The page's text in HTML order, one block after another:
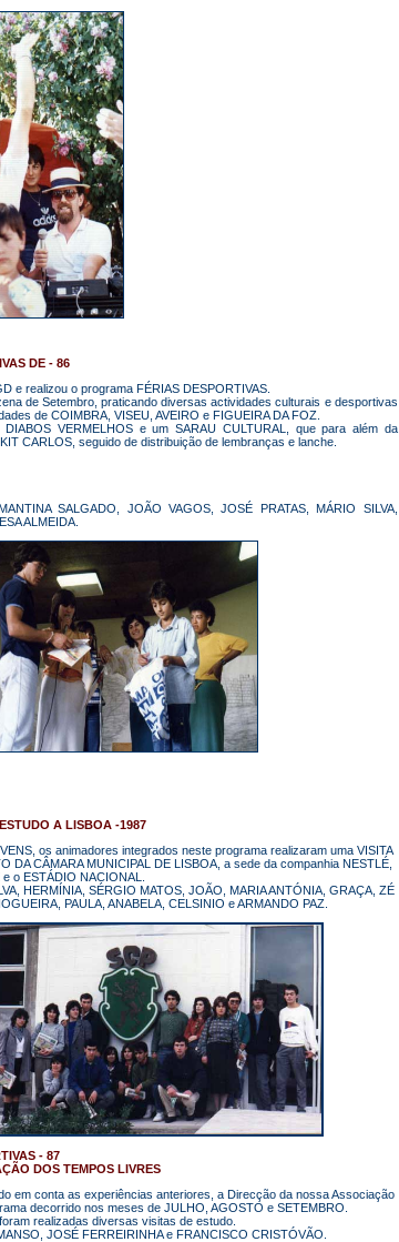
DE - 86
e realizou o programa FÉRIAS DESPORTIVAS.
de Setembro, praticando diversas actividades culturais e desportivas
de COIMBRA, VISEU, AVEIRO e FIGUEIRA DA FOZ.
VERMELHOS e um SARAU CULTURAL, que para além da
CARLOS, seguido de distribuição de lembranças e lanche.
SALGADO, JOÃO VAGOS, JOSÉ PRATAS, MÁRIO SILVA,
ALMEIDA.
A LISBOA -1987
os animadores integrados neste programa realizaram uma VISITA
CÂMARA MUNICIPAL DE LISBOA, a sede da companhia NESTLÉ,
o ESTÁDIO NACIONAL.
HERMÍNIA, SÉRGIO MATOS, JOÃO, MARIA ANTÓNIA, GRAÇA, ZÉ
PAULA, ANABELA, CELSINIO e ARMANDO PAZ.
- 87
DOS TEMPOS LIVRES
em conta as experiências anteriores, a Direcção da nossa Associação
decorrido nos meses de JULHO, AGOSTO e SETEMBRO.
realizadas diversas visitas de estudo.
JOSÉ FERREIRINHA e FRANCISCO CRISTÓVÃO.